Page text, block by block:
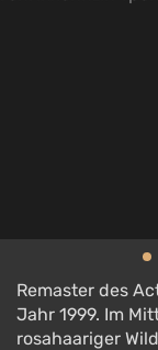
Remaster des
Jahr 1999. Im
rosahaariger